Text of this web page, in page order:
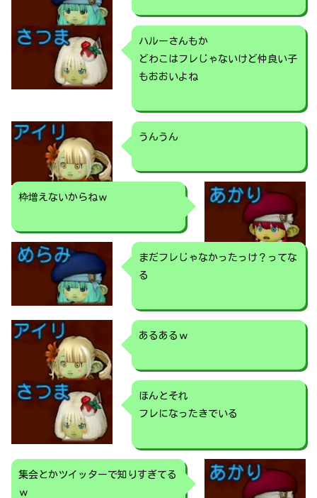
ハルーさんもか
どわこはフレじゃないけど仲良い子
もおおいよね
うんうん
枠増えないからねｗ
まだフレじゃなかったっけ？ってな
る
あるあるｗ
ほんとそれ
フレになったきでいる
集会とかツイッターで知りすぎてる
ｗ